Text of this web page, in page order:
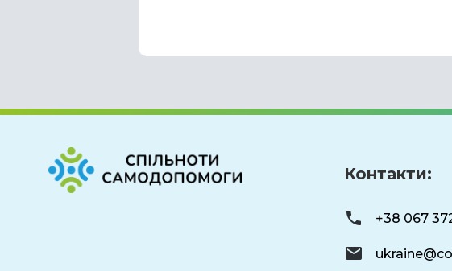
Контакти:
+38 067